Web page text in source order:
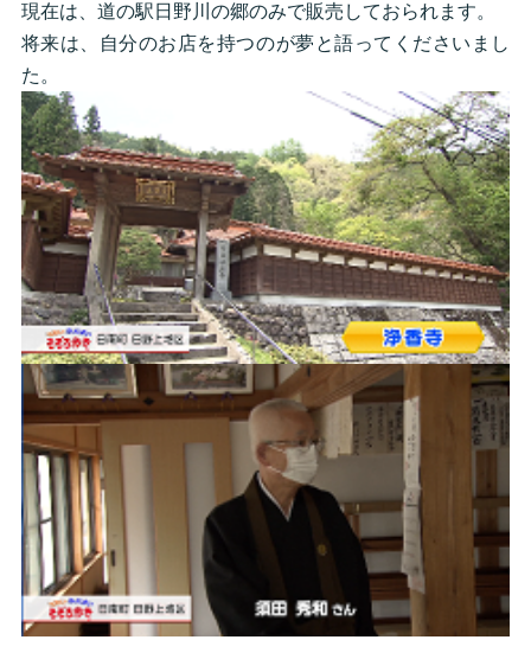
現在は、道の駅日野川の郷のみで販売しておられます。
将来は、自分のお店を持つのが夢と語ってくださいまし
た。